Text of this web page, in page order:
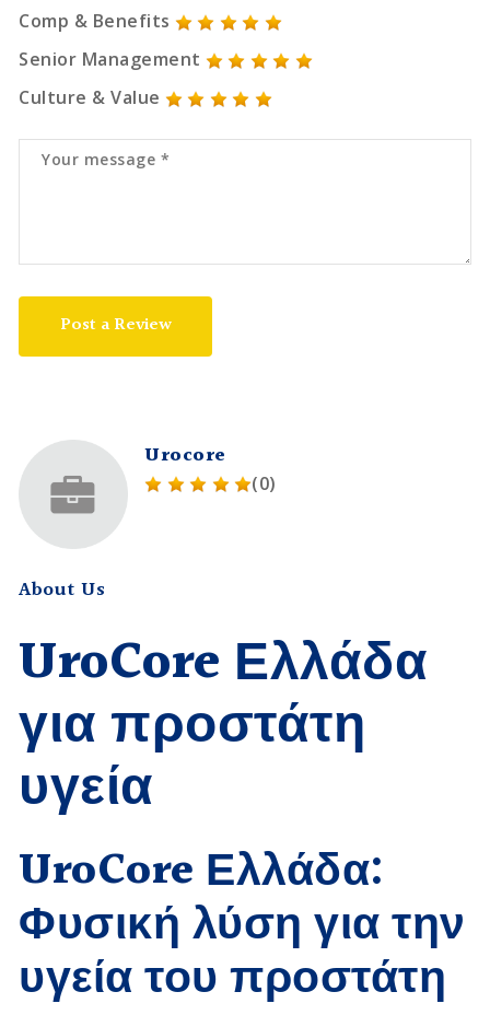
Comp & Benefits
Senior Management
Culture & Value
Post a Review
Urocore
(0)
About Us
UroCore Ελλάδα
για προστάτη
υγεία
UroCore Ελλάδα:
Φυσική λύση για την
υγεία του προστάτη